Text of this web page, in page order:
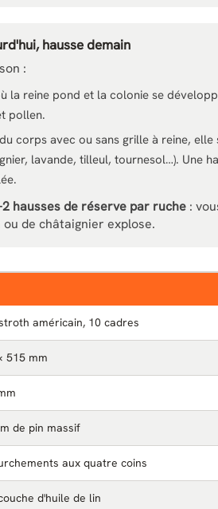
hausse demain
:
la reine pond et la colonie se
pollen.
corps avec ou sans grille à reine, elle
lavande, tilleul, tournesol…). Une
hausses de réserve par ruche :
de châtaignier explose.
américain, 10 cadres
515 mm
de pin massif
aux quatre coins
d'huile de lin